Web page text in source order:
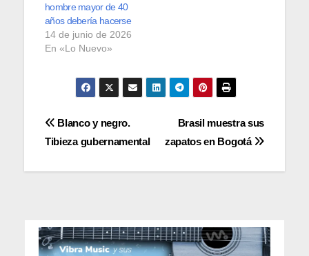
hombre mayor de 40
años debería hacerse
14 de junio de 2026
En «Lo Nuevo»
Navegación
Brasil muestra sus
zapatos en Bogotá
Blanco y negro.
Tibieza gubernamental